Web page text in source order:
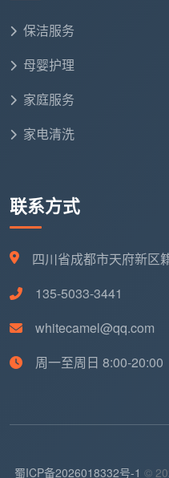
保洁服务
母婴护理
家庭服务
家电清洗
联系方式
四川省成都市天府新区
135-5033-3441
whitecamel@qq.com
周一至周日 8:00-20:00
蜀ICP备2026018332号-1 ©